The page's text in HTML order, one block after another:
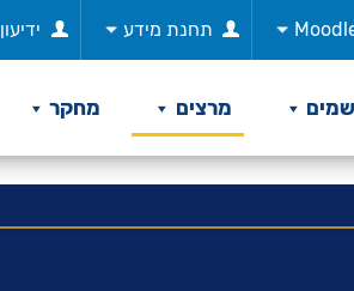
תחנת מידע ידיעון
מרצים מחקר